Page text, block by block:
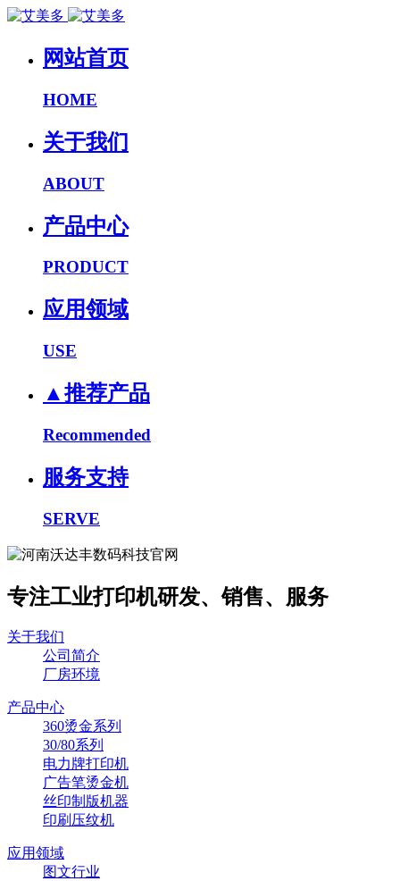
网站首页
HOME
关于我们
ABOUT
产品中心
PRODUCT
应用领域
USE
▲推荐产品
Recommended
服务支持
SERVE
专注工业打印机研发、销售、服务
关于我们
公司简介
厂房环境
产品中心
360烫金系列
30/80系列
电力牌打印机
广告笔烫金机
丝印制版机器
印刷压纹机
应用领域
图文行业